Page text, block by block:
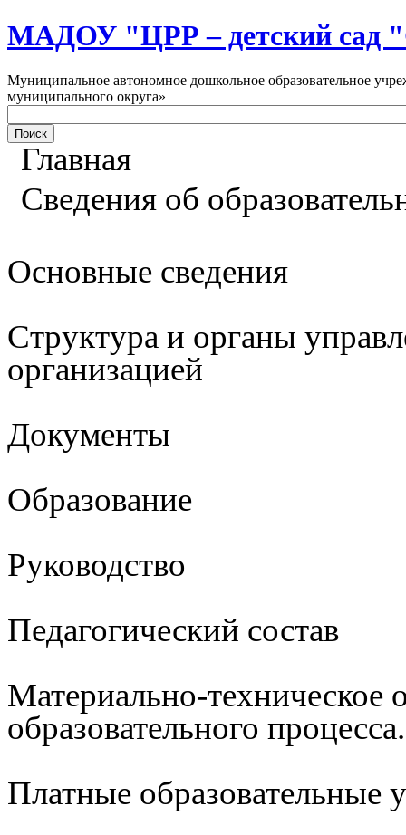
МАДОУ "ЦРР – детский
Муниципальное автономное дошкольное образовательное
муниципального округа»
Главная
Сведения об
Основные сведения
Структура и органы
организацией
Документы
Образование
Руководство
Педагогический состав
Материально-техническое
образовательного
Платные образовательные